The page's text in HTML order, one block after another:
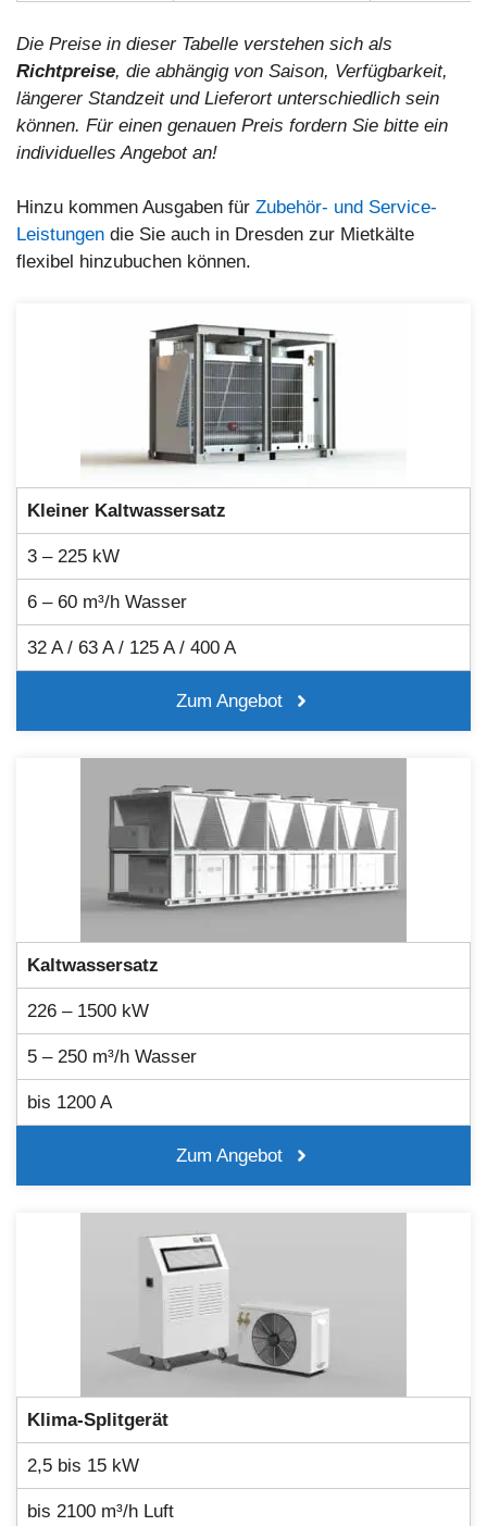
Die Preise in dieser Tabelle verstehen sich als
Richtpreise, die abhängig von Saison, Verfügbarkeit,
längerer Standzeit und Lieferort unterschiedlich sein
können. Für einen genauen Preis fordern Sie bitte ein
individuelles Angebot an!
Hinzu kommen Ausgaben für Zubehör- und Service-
Leistungen die Sie auch in Dresden zur Mietkälte
flexibel hinzubuchen können.
Kleiner Kaltwassersatz
3 – 225 kW
6 – 60 m³/h Wasser
32 A / 63 A / 125 A / 400 A
Zum Angebot
Kaltwassersatz
226 – 1500 kW
5 – 250 m³/h Wasser
bis 1200 A
Zum Angebot
Klima-Splitgerät
2,5 bis 15 kW
bis 2100 m³/h Luft